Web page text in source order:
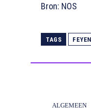
Bron: NOS
TAGS
ALGEMEEN